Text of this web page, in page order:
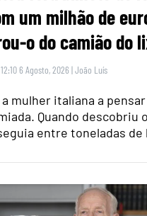
um milhão de
o do camião do
12:10 6 Agosto, 2026 |João Luís
mulher italiana a
Quando descobriu
entre toneladas de